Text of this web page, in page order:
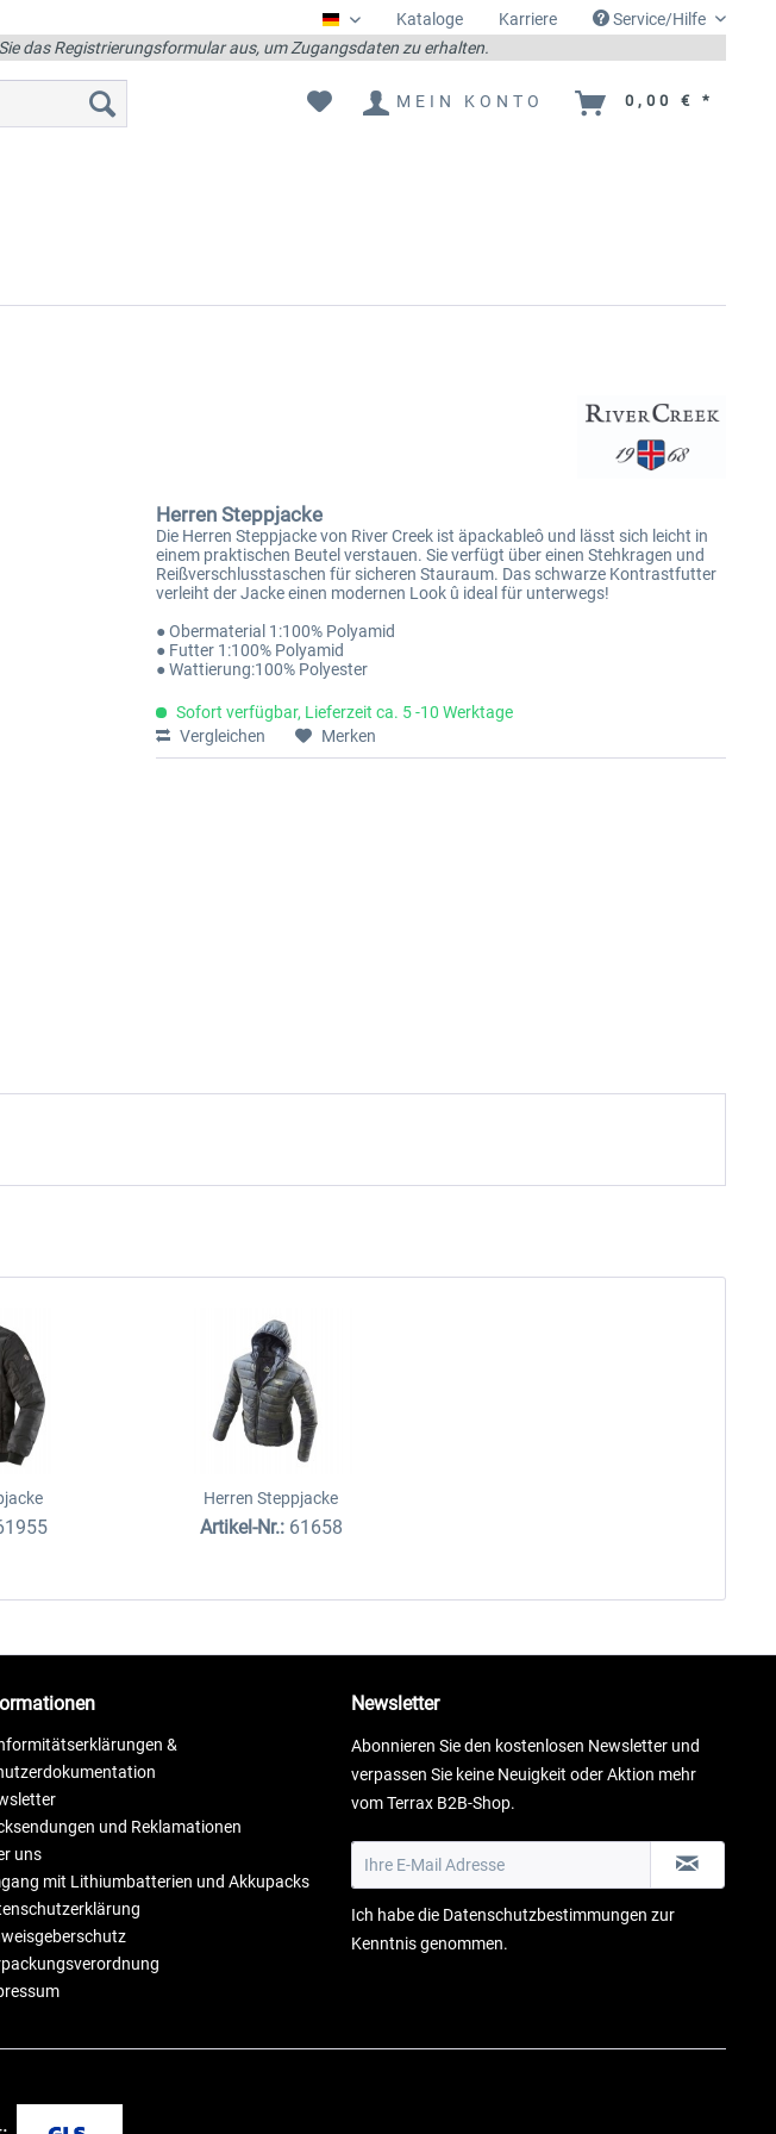
DeutschKataloge Karriere
Service/Hilfe
das Registrierungsformular aus, um Zugangsdaten zu erhalten.
MEIN KONTO 0,00 € *
Herren Steppjacke
Die Herren Steppjacke von River Creek ist äpackableô und lässt sich leicht in
einem praktischen Beutel verstauen. Sie verfügt über einen Stehkragen und
Reißverschlusstaschen für sicheren Stauraum. Das schwarze Kontrastfutter
verleiht der Jacke einen modernen Look û ideal für unterwegs!
● Obermaterial 1:100% Polyamid
● Futter 1:100% Polyamid
● Wattierung:100% Polyester
Sofort verfügbar, Lieferzeit ca. 5 -10 Werktage
Vergleichen
Merken
Herren Steppjacke
Artikel-Nr.: 61658
&
und Reklamationen
uns
mit Lithiumbatterien und Akkupacks
Newsletter
Abonnieren Sie den kostenlosen Newsletter und
verpassen Sie keine Neuigkeit oder Aktion mehr
vom Terrax B2B-Shop.
Ich habe die Datenschutzbestimmungen zur
Kenntnis genommen.